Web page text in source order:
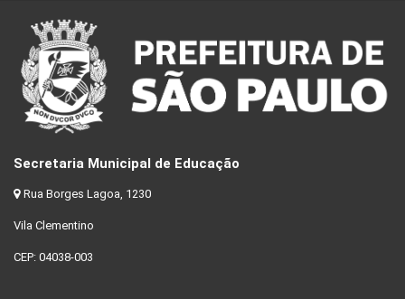
Secretaria Municipal de Educação
Rua Borges Lagoa, 1230
Vila Clementino
CEP: 04038-003